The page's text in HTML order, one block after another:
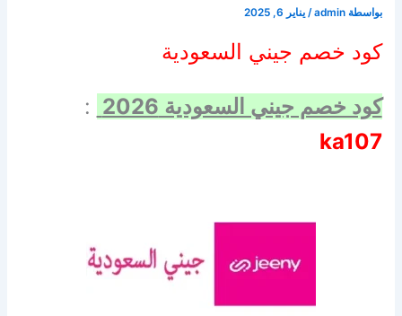
بواسطة admin
/يناير 6, 2025
كود خصم جيني السعودية
كود خصم جيني السعودية 2026
:
ka107